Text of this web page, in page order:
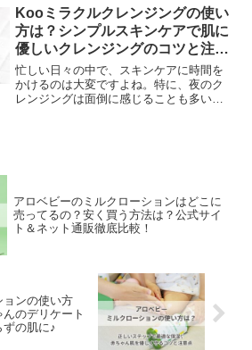
ファンケルアクネケアを試してみたいと
思ったら、ファンケル直営店か公式オン
ラインストアで購入するのが一番確実で
す。
Kooミラクルクレンジングの使い
方は？シンプルスキンケアで肌に
優しいクレンジングのコツと注意
点を解説
忙しい日々の中で、スキンケアに時間を
かけるのは大変ですよね。特に、夜のク
レンジングは面倒に感じることも多いの
めに開発されました。美容断食とは、夜
のスキンケアを極限までシンプルにし、
肌の自然治癒力を高める美容法です。
アロベビーのミルクローションはどこに
売ってるの？安く買う方法は？公式サイ
ト＆ネット通販徹底比較！
ョンの使い方
のデリケート
の肌に♪